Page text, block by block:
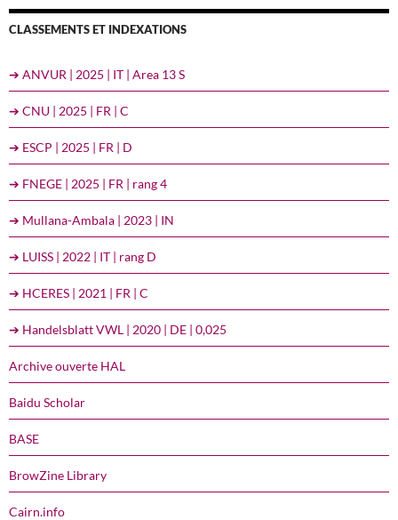
CLASSEMENTS ET INDEXATIONS
➔ ANVUR | 2025 | IT | Area 13 S
➔ CNU | 2025 | FR | C
➔ ESCP | 2025 | FR | D
➔ FNEGE | 2025 | FR | rang 4
➔ Mullana-Ambala | 2023 | IN
➔ LUISS | 2022 | IT | rang D
➔ HCERES | 2021 | FR | C
➔ Handelsblatt VWL | 2020 | DE | 0,025
Archive ouverte HAL
Baidu Scholar
BASE
BrowZine Library
Cairn.info